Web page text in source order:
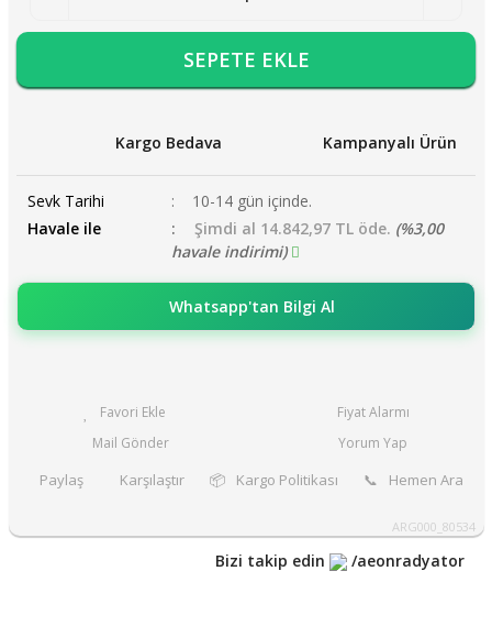
SEPETE EKLE
Kargo Bedava Kampanyalı Ürün
Sevk Tarihi
10-14 gün içinde.
Havale ile
Şimdi al 14.842,97 TL öde. (%3,00
havale indirimi)
Whatsapp'tan Bilgi Al
Fiyat Alarmı
Mail Gönder
Yorum Yap
Paylaş Karşılaştır 📦 Kargo Politikası 📞 Hemen Ara
ARG000_80534
Bizi takip edin /aeonradyator